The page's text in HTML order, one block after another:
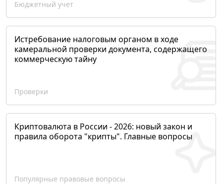
Бюджетный учет
Истребование налоговым органом в ходе
камеральной проверки документа, содержащего
коммерческую тайну
Проверки
Криптовалюта в России - 2026: новый закон и
правила оборота "крипты". Главные вопросы
Популярные правовые вопросы